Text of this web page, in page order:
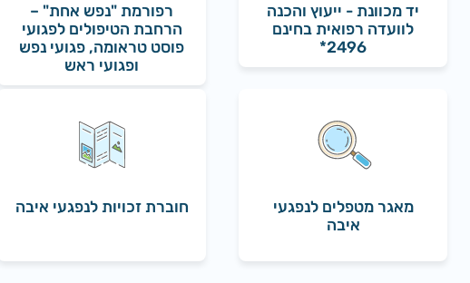
יד מכוונת - ייעוץ והכנה
לוועדה רפואית בחינם
2496*
רפורמת "נפש אחת" –
הרחבת הטיפולים לפגועי
פוסט טראומה, פגועי נפש
ופגועי ראש
מאגר מטפלים לנפגעי
איבה
חוברת זכויות לנפגעי איבה